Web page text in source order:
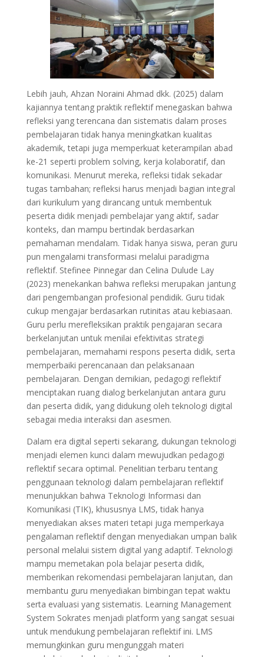
Lebih jauh, Ahzan Noraini Ahmad dkk. (2025) dalam
kajiannya tentang praktik reflektif menegaskan bahwa
refleksi yang terencana dan sistematis dalam proses
pembelajaran tidak hanya meningkatkan kualitas
akademik, tetapi juga memperkuat keterampilan abad
ke-21 seperti problem solving, kerja kolaboratif, dan
komunikasi. Menurut mereka, refleksi tidak sekadar
tugas tambahan; refleksi harus menjadi bagian integral
dari kurikulum yang dirancang untuk membentuk
peserta didik menjadi pembelajar yang aktif, sadar
konteks, dan mampu bertindak berdasarkan
pemahaman mendalam. Tidak hanya siswa, peran guru
pun mengalami transformasi melalui paradigma
reflektif. Stefinee Pinnegar dan Celina Dulude Lay
(2023) menekankan bahwa refleksi merupakan jantung
dari pengembangan profesional pendidik. Guru tidak
cukup mengajar berdasarkan rutinitas atau kebiasaan.
Guru perlu merefleksikan praktik pengajaran secara
berkelanjutan untuk menilai efektivitas strategi
pembelajaran, memahami respons peserta didik, serta
memperbaiki perencanaan dan pelaksanaan
pembelajaran. Dengan demikian, pedagogi reflektif
menciptakan ruang dialog berkelanjutan antara guru
dan peserta didik, yang didukung oleh teknologi digital
sebagai media interaksi dan asesmen.
Dalam era digital seperti sekarang, dukungan teknologi
menjadi elemen kunci dalam mewujudkan pedagogi
reflektif secara optimal. Penelitian terbaru tentang
penggunaan teknologi dalam pembelajaran reflektif
menunjukkan bahwa Teknologi Informasi dan
Komunikasi (TIK), khususnya LMS, tidak hanya
menyediakan akses materi tetapi juga memperkaya
pengalaman reflektif dengan menyediakan umpan balik
personal melalui sistem digital yang adaptif. Teknologi
mampu memetakan pola belajar peserta didik,
memberikan rekomendasi pembelajaran lanjutan, dan
membantu guru menyediakan bimbingan tepat waktu
serta evaluasi yang sistematis. Learning Management
System Sokrates menjadi platform yang sangat sesuai
untuk mendukung pembelajaran reflektif ini. LMS
memungkinkan guru mengunggah materi